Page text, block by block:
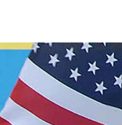
wp-